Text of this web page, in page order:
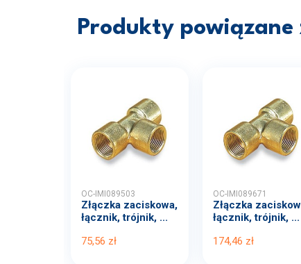
Produkty
OC-IMI089503
Złączka zaciskowa,
łącznik, trójnik, ...
75,56 zł
OC-IMI089671
Złączka
łącznik, trójnik, ...
174,46 zł